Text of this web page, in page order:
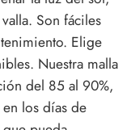
Son fáciles
Elige
Nuestra malla
del 85 al 90%,
los días de